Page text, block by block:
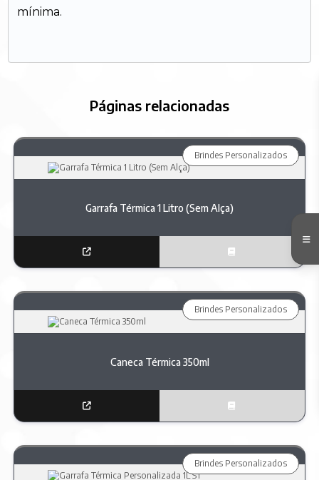
mínima.
Páginas relacionadas
Garrafa Térmica 1 Litro (Sem Alça)
Brindes Personalizados
Caneca Térmica 350ml
Brindes Personalizados
Brindes Personalizados